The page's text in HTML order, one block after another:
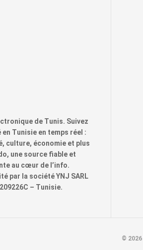
de Tunis. Suivez
Tunisie en temps réel :
culture, économie et plus
une source fiable et
au cœur de l’info.
par la société YNJ SARL
– Tunisie.
© 2026